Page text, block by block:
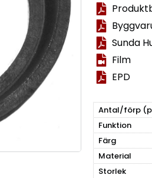
Sunda
Film
EPD
Antal/förp
Funktion
Färg
Material
Storlek